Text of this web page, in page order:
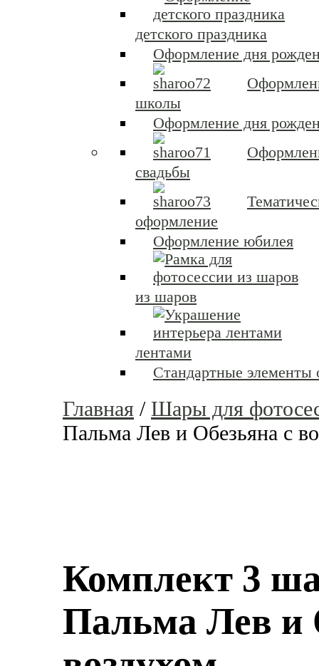
детского праздника
Оформление дня
школы
Оформление дня
свадьбы
оформление
Оформление юбилея
из шаров
лентами
Стандартные элементы
Главная / Шары для
Пальма Лев и Обезьяна с
Комплект 3
Пальма Лев и